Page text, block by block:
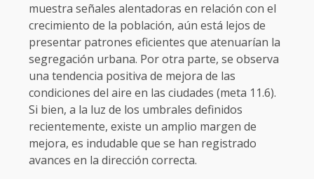
muestra señales alentadoras en relación con el
crecimiento de la población, aún está lejos de
presentar patrones eficientes que atenuarían la
segregación urbana. Por otra parte, se observa
una tendencia positiva de mejora de las
condiciones del aire en las ciudades (meta 11.6).
Si bien, a la luz de los umbrales definidos
recientemente, existe un amplio margen de
mejora, es indudable que se han registrado
avances en la dirección correcta.